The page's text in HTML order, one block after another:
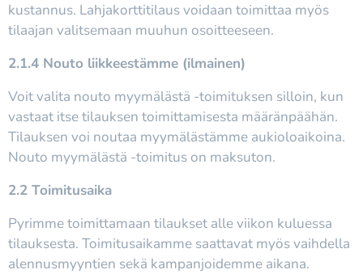
kustannus. Lahjakorttitilaus voidaan toimittaa myös
tilaajan valitsemaan muuhun osoitteeseen.
2.1.4 Nouto liikkeestämme (ilmainen)
Voit valita nouto myymälästä -toimituksen silloin, kun
vastaat itse tilauksen toimittamisesta määränpäähän.
Tilauksen voi noutaa myymälästämme aukioloaikoina.
Nouto myymälästä -toimitus on maksuton.
2.2 Toimitusaika
Pyrimme toimittamaan tilaukset alle viikon kuluessa
tilauksesta. Toimitusaikamme saattavat myös vaihdella
alennusmyyntien sekä kampanjoidemme aikana.